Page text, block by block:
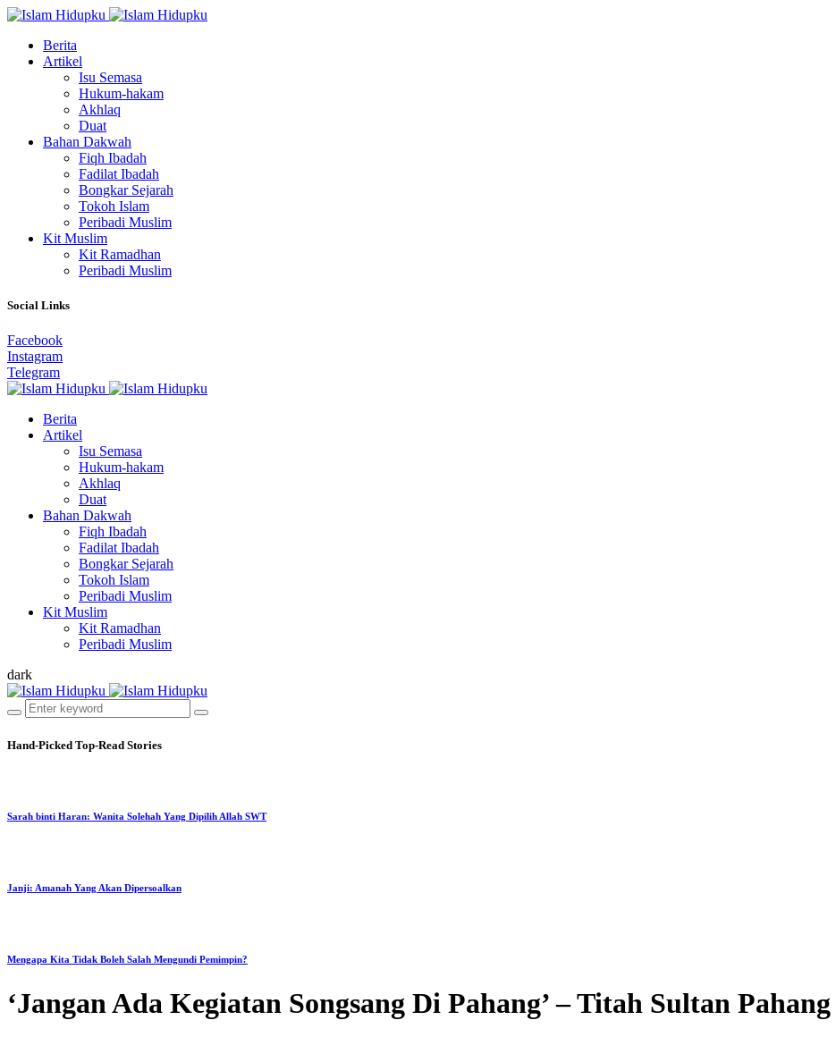
Berita
Artikel
Isu Semasa
Hukum-hakam
Akhlaq
Duat
Bahan Dakwah
Fiqh Ibadah
Fadilat Ibadah
Bongkar Sejarah
Tokoh Islam
Peribadi Muslim
Kit Muslim
Kit Ramadhan
Peribadi Muslim
Social Links
Facebook
Instagram
Telegram
Berita
Artikel
Isu Semasa
Hukum-hakam
Akhlaq
Duat
Bahan Dakwah
Fiqh Ibadah
Fadilat Ibadah
Bongkar Sejarah
Tokoh Islam
Peribadi Muslim
Kit Muslim
Kit Ramadhan
Peribadi Muslim
dark
Hand-Picked Top-Read Stories
Sarah binti Haran: Wanita Solehah Yang Dipilih Allah SWT
Janji: Amanah Yang Akan Dipersoalkan
Mengapa Kita Tidak Boleh Salah Mengundi Pemimpin?
‘Jangan Ada Kegiatan Songsang Di Pahang’ – Titah Sultan Pahang